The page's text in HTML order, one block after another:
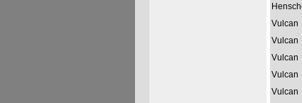
Vulcan
Vulcan
Vulcan
Vulcan
Vulcan